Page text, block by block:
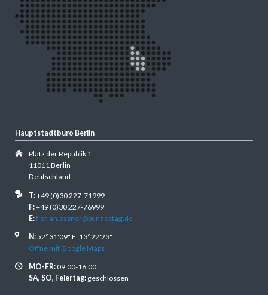
Hauptstadtbüro Berlin
Platz der Republik 1
11011 Berlin
Deutschland
T:+49 (0)30 227-71999
F:+49 (0)30 227-76999
E:florian.ossner@bundestag.de
N:52°31'09" E: 13°22'23"
Öffne mit Google Maps
MO-FR:09:00-16:00
SA, SO, Feiertag:geschlossen